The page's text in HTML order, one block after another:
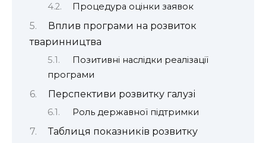
Процедура оцінки заявок
Вплив програми на розвиток
тваринництва
Позитивні наслідки реалізації
програми
Перспективи розвитку галузі
Роль державної підтримки
Таблиця показників розвитку